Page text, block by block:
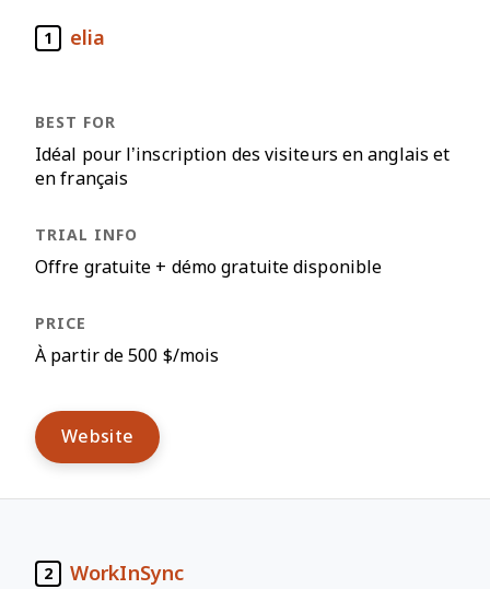
1 elia
Idéal pour l’inscription des visiteurs en anglais et
en français
Offre gratuite + démo gratuite disponible
À partir de 500 $/mois
Website
2 WorkInSync